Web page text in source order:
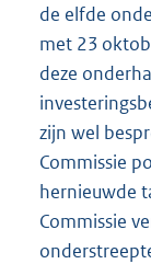
de elfde
met 23
deze
zijn wel
Commissie
hernieuwde
Commissie